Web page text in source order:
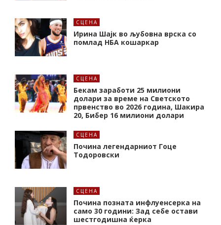
СЦЕНА
Ирина Шајк во љубовна врска со
помлад НБА кошаркар
СЦЕНА
Бекам заработи 25 милиони
долари за време на Светското
првенство во 2026 година, Шакира
20, Бибер 16 милиони долари
СЦЕНА
Почина легендарниот Гоце
Тодоровски
СЦЕНА
Почина позната инфлуенсерка на
само 30 години: Зад себе остави
шестгодишна ќерка